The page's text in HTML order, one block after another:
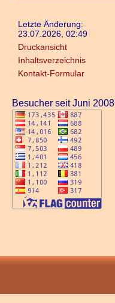
Letzte Änderung:
23.07.2026, 02:49
Druckansicht
Inhaltsverzeichnis
Kontakt-Formular
Besucher seit Juni 2008